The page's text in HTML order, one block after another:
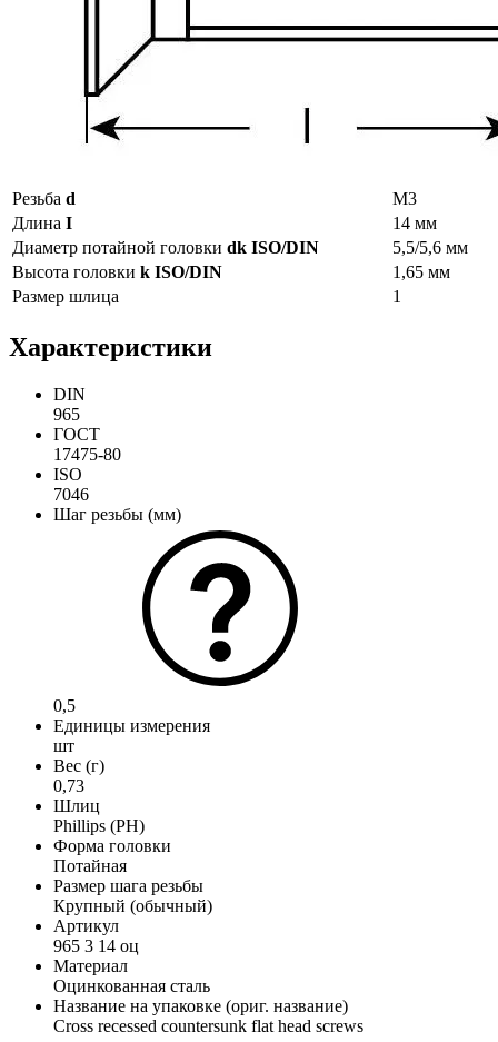
Резьба d
М3
Длина I
14 мм
Диаметр потайной головки dk ISO/DIN
5,5/5,6 мм
Высота головки k ISO/DIN
1,65 мм
Размер шлица
1
Характеристики
DIN
965
ГОСТ
17475-80
ISO
7046
Шаг резьбы (мм)
0,5
Единицы измерения
шт
Вес (г)
0,73
Шлиц
Phillips (PH)
Форма головки
Потайная
Размер шага резьбы
Крупный (обычный)
Артикул
965 3 14 оц
Материал
Оцинкованная сталь
Название на упаковке (ориг. название)
Cross recessed countersunk flat head screws